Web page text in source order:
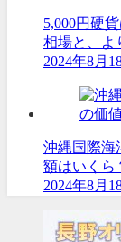
5,000円硬
相場と、よ
2024年8月
沖縄国際海
額はいくら
2024年8月